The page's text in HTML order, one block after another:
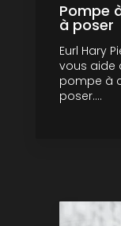
Pompe
à poser
Eurl Hary
vous aide
pompe à
poser....